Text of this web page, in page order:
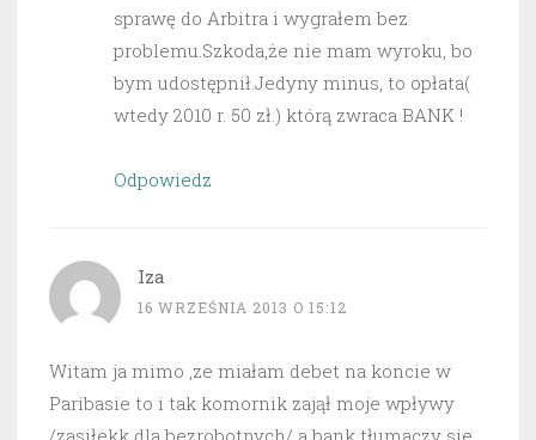
sprawę do Arbitra i wygrałem bez
problemu.Szkoda,że nie mam wyroku, bo
bym udostępnił.Jedyny minus, to opłata(
wtedy 2010 r. 50 zł.) którą zwraca BANK !
Odpowiedz
Iza
16 WRZEŚNIA 2013 O 15:12
Witam ja mimo ,ze miałam debet na koncie w
Paribasie to i tak komornik zajął moje wpływy